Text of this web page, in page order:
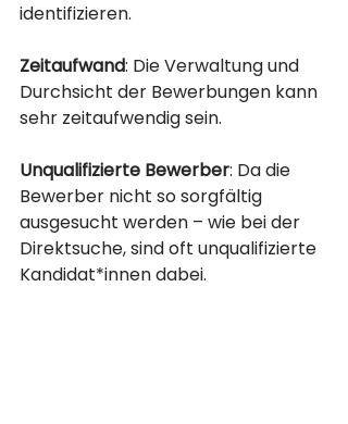
identifizieren.
Zeitaufwand: Die Verwaltung und
Durchsicht der Bewerbungen kann
sehr zeitaufwendig sein.
Unqualifizierte Bewerber: Da die
Bewerber nicht so sorgfältig
ausgesucht werden – wie bei der
Direktsuche, sind oft unqualifizierte
Kandidat*innen dabei.